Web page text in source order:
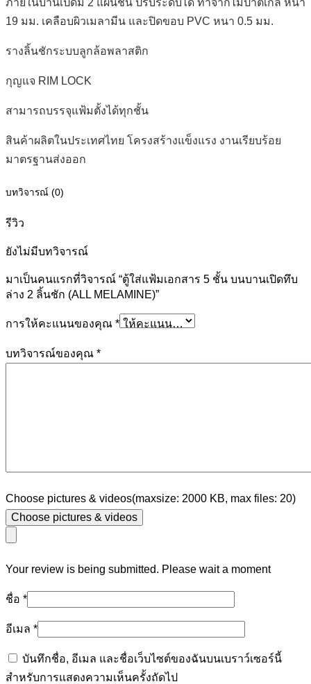
ภายในบานเปิดมี 2 แผ่นชั้น ปรับระดับได้ ทำจากไม้ปาติเกิล หนา
19 มม. เคลือบผิวเมลามีน และปิดขอบ PVC หนา 0.5 มม.
รางลิ้นชักระบบลูกล้อพลาสติก
กุญแจ RIM LOCK
สามารถบรรจุแฟ้มตั้งได้ทุกชั้น
สินค้าผลิตในประเทศไทย โครงสร้างแข็งแรง งานเรียบร้อย
มาตรฐานส่งออก
บทวิจารณ์ (0)
รีวิว
ยังไม่มีบทวิจารณ์
มาเป็นคนแรกที่วิจารณ์ “ตู้ใส่แฟ้มเอกสาร 5 ชั้น บนบานเปิดทึบ
ล่าง 2 ลิ้นชัก (ALL MELAMINE)”
การให้คะแนนของคุณ *
บทวิจารณ์ของคุณ *
Choose pictures & videos(maxsize: 2000 KB, max files: 20)
Choose pictures & videos
Your review is being submitted. Please wait a moment
ชื่อ *
อีเมล *
บันทึกชื่อ, อีเมล และชื่อเว็บไซต์ของฉันบนเบราว์เซอร์นี้
สำหรับการแสดงความเห็นครั้งถัดไป